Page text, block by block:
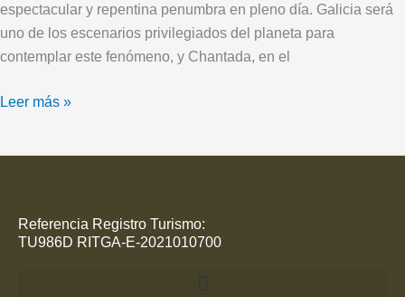
espectacular y repentina penumbra en pleno día. Galicia será
uno de los escenarios privilegiados del planeta para
contemplar este fenómeno, y Chantada, en el
Leer más »
Referencia Registro Turismo:
TU986D RITGA-E-2021010700